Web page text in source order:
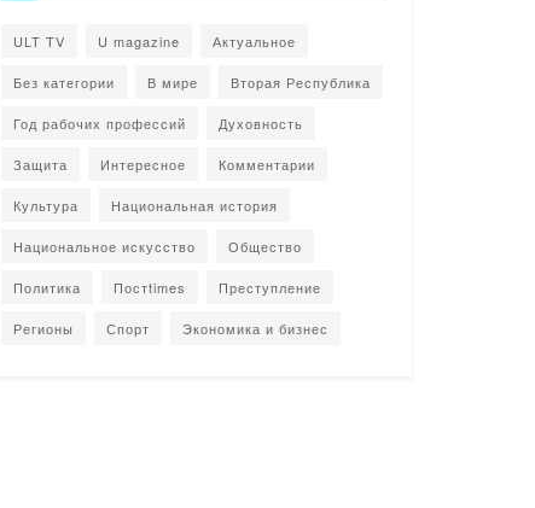
ULT TV U magazine Актуальное
Без категории В мире Вторая Республика
Год рабочих профессий Духовность
Защита Интересное Комментарии
Культура Национальная история
Национальное искусство Общество
Политика Постtimes Преступление
Регионы Спорт Экономика и бизнес